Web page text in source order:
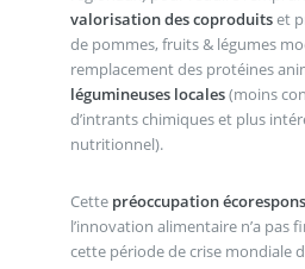
valorisation des coproduitset
de pommes, fruits & légumes
remplacement des protéines
légumineuses locales(moins
d’intrants chimiques et plus
nutritionnel).
Cette préoccupation
l’innovation alimentaire n’a pas
cette période de crise mondiale